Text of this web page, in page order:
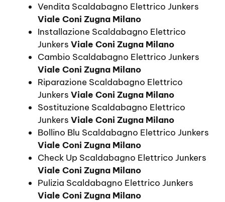
Vendita Scaldabagno Elettrico Junkers
Viale Coni Zugna Milano
Installazione Scaldabagno Elettrico
Junkers Viale Coni Zugna Milano
Cambio Scaldabagno Elettrico Junkers
Viale Coni Zugna Milano
Riparazione Scaldabagno Elettrico
Junkers Viale Coni Zugna Milano
Sostituzione Scaldabagno Elettrico
Junkers Viale Coni Zugna Milano
Bollino Blu Scaldabagno Elettrico Junkers
Viale Coni Zugna Milano
Check Up Scaldabagno Elettrico Junkers
Viale Coni Zugna Milano
Pulizia Scaldabagno Elettrico Junkers
Viale Coni Zugna Milano